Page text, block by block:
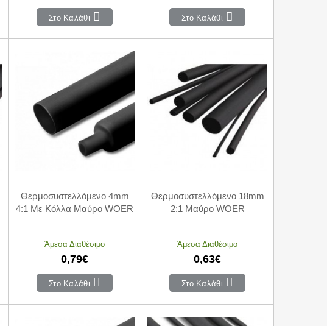
Στο Καλάθι Στο Καλάθι
Θερμοσυστελλόμενο 4mm
4:1 Με Κόλλα Μαύρο WOER
Άμεσα Διαθέσιμο
0,79€
Στο Καλάθι
Θερμοσυστελλόμενο 18mm
2:1 Μαύρο WOER
Άμεσα Διαθέσιμο
0,63€
Στο Καλάθι